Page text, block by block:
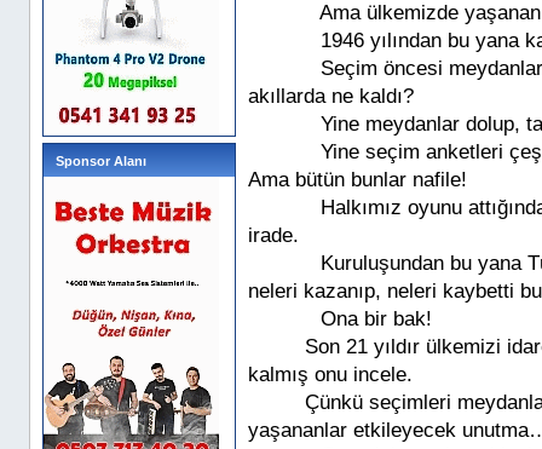
Sponsor Alanı
Ama ülkemizde
1946 yılından bu yana
Seçim öncesi
akıllarda ne kaldı?
Yine meydanlar dolup,
Yine seçim anketleri
Ama bütün bunlar nafile!
Halkımız oyunu
irade.
Kuruluşundan bu yana
neleri kazanıp, neleri kaybetti
Ona bir bak!
Son 21 yıldır ülkemizi
kalmış onu incele.
Çünkü seçimleri
yaşananlar etkileyecek